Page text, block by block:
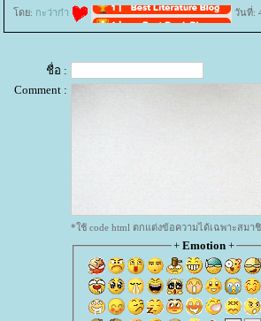
ดย: กะว่าก๋า วันที่:
ชื่อ :
Comment :
*ใช้ code html ตกแต่งข้อความได้เฉพาะสมา
+ Emotion+